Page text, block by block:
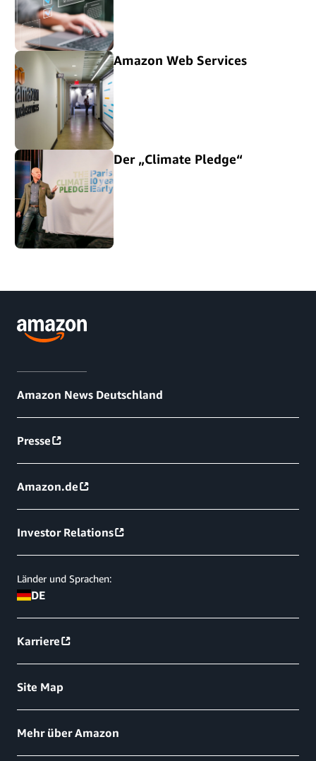
Amazon Web Services
Der „Climate Pledge“
Amazon News Deutschland
Presse
Amazon.de
Investor Relations
Länder und Sprachen:
DE
Karriere
Site Map
Mehr über Amazon